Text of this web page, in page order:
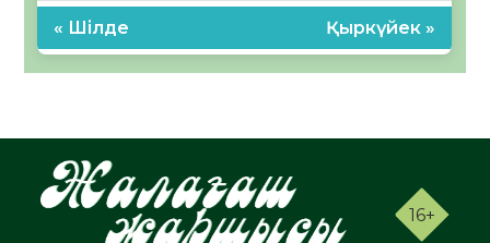
« Шілде Қыркүйек »
16+